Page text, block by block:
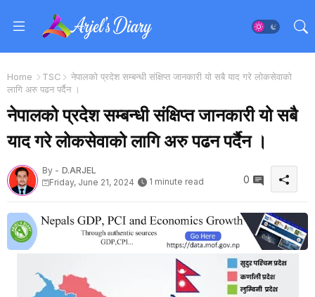
Home TSC
नेपालको प्रदेश सम्बन्धी संक्षिप्त जानकारी यो सबै याद गरे लोकसेवाको
लागि अरु पढन पर्दैन ।
नेपालको प्रदेश सम्बन्धी संक्षिप्त जानकारी यो सबै
याद गरे लोकसेवाको लागि अरु पढन पर्दैन ।
By - D.ARJEL
Friday, June 21, 2024
1 minute read 0